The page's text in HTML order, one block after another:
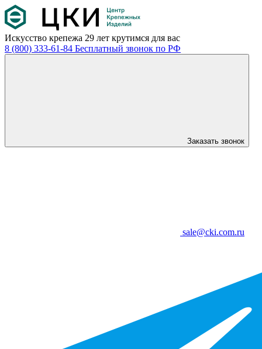
Искусство крепежа 29 лет крутимся для вас
8 (800) 333-61-84 Бесплатный звонок по РФ
Заказать звонок
sale@cki.com.ru